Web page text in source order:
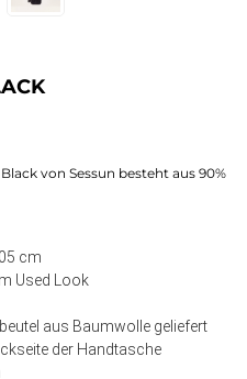
von Sessun besteht aus 90%
cm
Used Look
aus Baumwolle geliefert
der Handtasche